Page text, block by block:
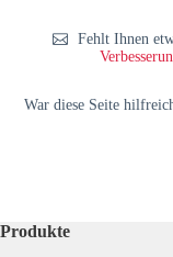
Fehlt Ihnen
War diese Seite
Produkte